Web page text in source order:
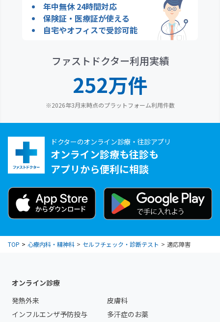
年中無休 24時間対応
保険証・医療証が使える
自宅やオフィスで受診可能
ファストドクター利用実績
252万件
※2026年3月末時点のプラットフォーム利用件数
ドクターのオンライン診療・往診アプリ
オンライン診療も往診も
アプリから便利に相談
TOP 心療内科・精神科 セルフチェック・診断テスト 適応障害
オンライン診療
発熱外来
インフルエンザ予防投与
皮膚科
多汗症のお薬